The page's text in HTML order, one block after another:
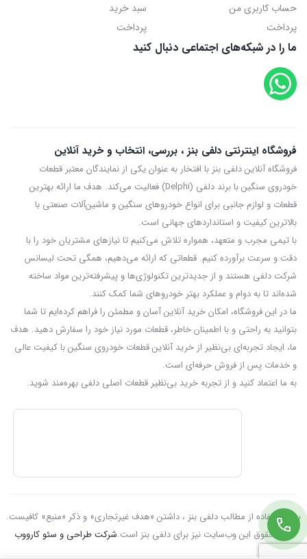
حساب کاربری من
پرداخت
سبد خرید
پرداخت
ما را در شبکه‌های اجتماعی دنبال کنید
فروشگاه اینترنتی دلفی بنز ، بررسی، انتخاب و خرید آنلاین
فروشگاه آنلاین دلفی بنز با افتخار به عنوان یکی از نمایندگان معتبر قطعات
خودروی سنگین با برند دلفی (Delphi) فعالیت می‌کند. هدف ما ارائه بهترین
قطعات و لوازم جانبی برای انواع خودروهای سنگین و ماشین‌آلات صنعتی با
بالاترین کیفیت و استانداردهای جهانی است.
با تیمی مجرب و متعهد، همواره تلاش می‌کنیم تا نیازهای مشتریان خود را با
دقت و سرعت برآورده کنیم. قطعاتی که ارائه می‌دهیم، همگی تحت لیسانس
شرکت دلفی هستند و از جدیدترین تکنولوژی‌ها و پیشرفته‌ترین مواد ساخته
شده‌اند تا به دوام و عملکرد بهتر خودروهای شما کمک کنند.
ما در این فروشگاه، امکان خرید آنلاین آسان و مطمئن را فراهم کرده‌ایم تا شما
بتوانید به راحتی و با اطمینان خاطر، قطعات مورد نیاز خود را سفارش دهید. هدف
ما، ایجاد تجربه‌ای بی‌نظیر از خرید آنلاین قطعات خودروی سنگین با کیفیت عالی
و خدمات پس از فروش حرفه‌ای است.
به ما اعتماد کنید و از تجربه‌ خرید بی‌نظیر قطعات اصلی دلفی بهره‌مند شوید.
برای استفاده از مطالب دلفی بنز ، داشتن «هدف غیرتجاری» و ذکر «منبع» کافیست.
تمام حقوق اين وب‌سايت نیز برای دلفی بنز است.شرکت طراحی و سئو کارووب